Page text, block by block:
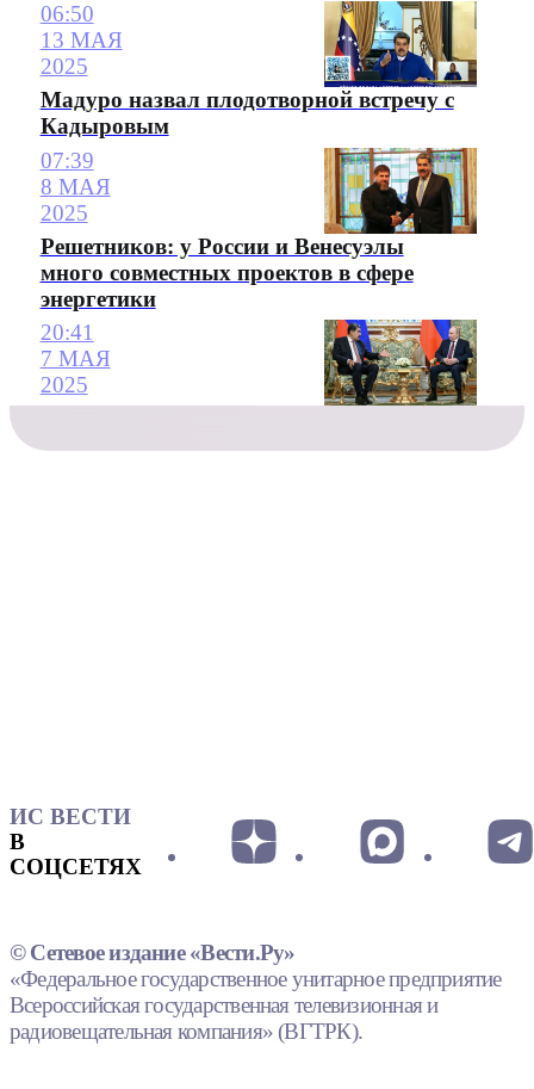
06:50
13 МАЯ
2025
Мадуро назвал плодотворной встречу с
Кадыровым
07:39
8 МАЯ
2025
Решетников: у России и Венесуэлы
много совместных проектов в сфере
энергетики
20:41
7 МАЯ
2025
ИС ВЕСТИ
В
СОЦСЕТЯХ
© Сетевое издание «Вести.Ру»
«Федеральное государственное унитарное предприятие
Всероссийская государственная телевизионная и
радиовещательная компания» (ВГТРК).